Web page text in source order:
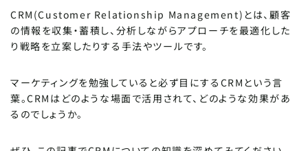
CRM(Customer Relationship Management)とは、顧客
の情報を収集・蓄積し、分析しながらアプローチを最適化した
り戦略を立案したりする手法やツールです。
マーケティングを勉強していると必ず目にするCRMという言
葉。CRMはどのような場面で活用されて、どのような効果があ
るのでしょうか。
ビジネスメールの正しい書き方と敬語を解説！NG
例と例文テンプレートを紹介